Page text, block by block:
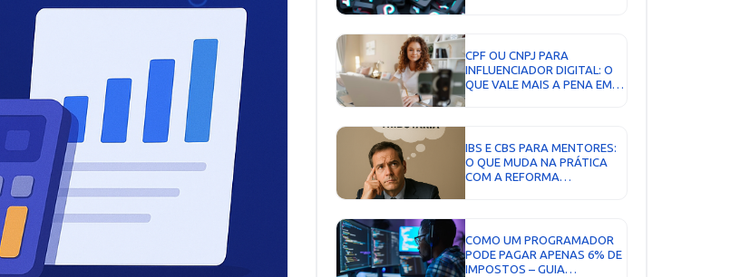
CPF OU CNPJ PARA
INFLUENCIADOR DIGITAL: O
QUE VALE MAIS A PENA EM
IBS E CBS PARA MENTORES:
O QUE MUDA NA PRÁTICA
COM A REFORMA
COMO UM PROGRAMADOR
PODE PAGAR APENAS 6% DE
IMPOSTOS – GUIA